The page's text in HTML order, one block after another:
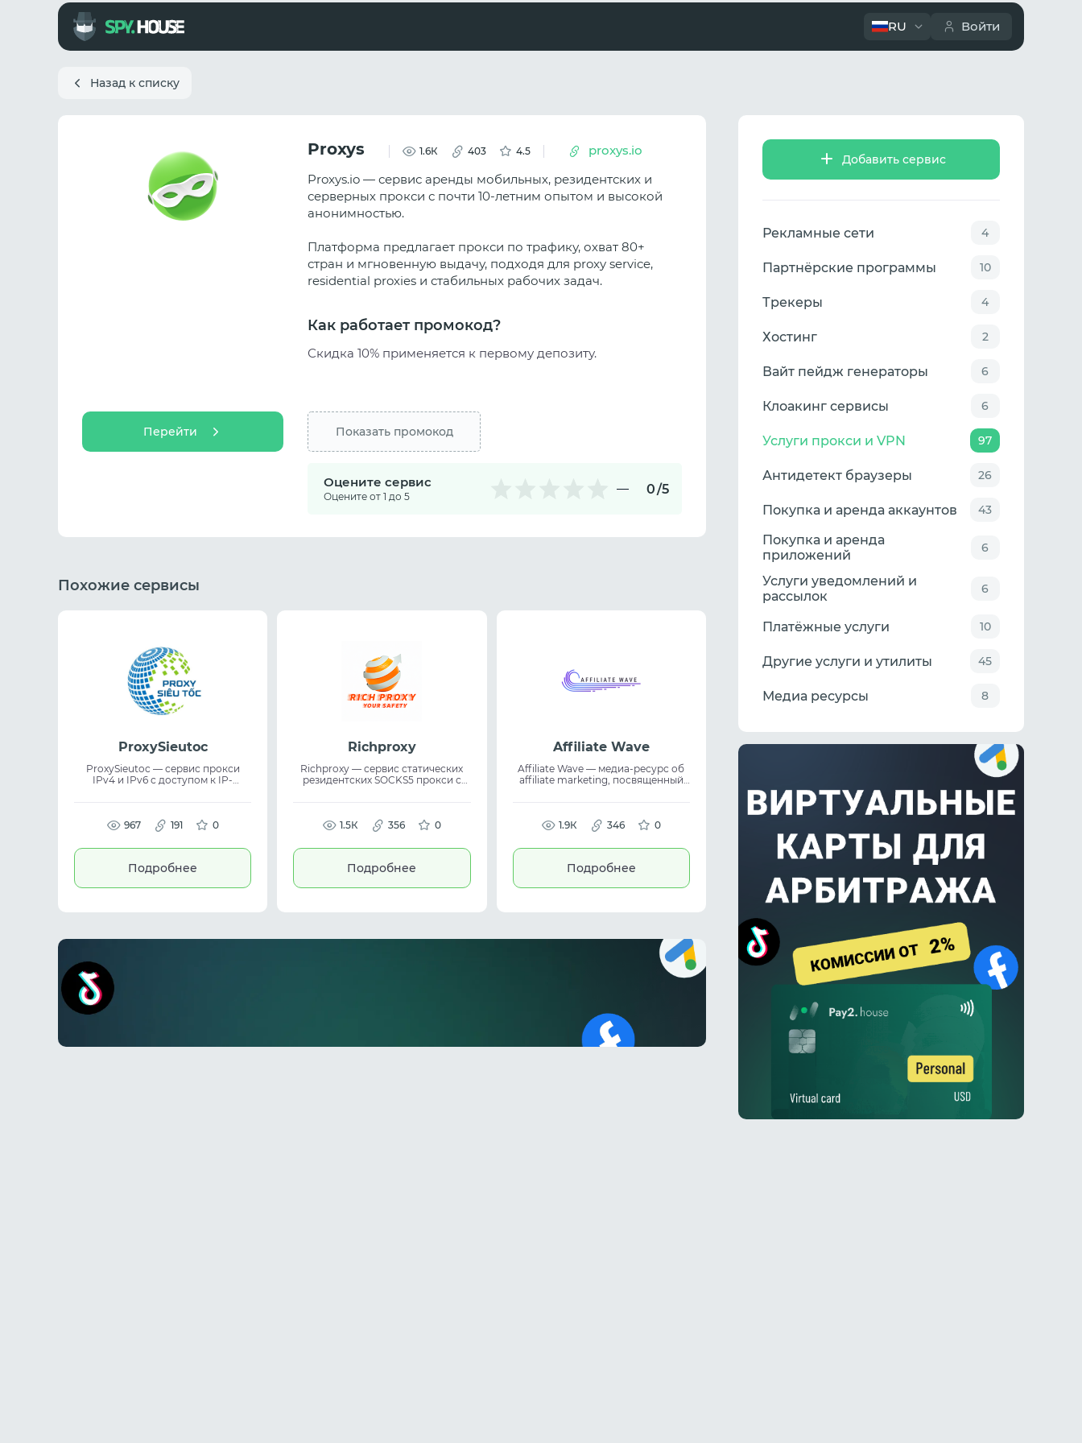
RU Войти
Назад к списку
proxys.io
Proxys 1.6К 403 4.5
Proxys.io — сервис аренды мобильных, резидентских и
серверных прокси с почти 10-летним опытом и высокой
анонимностью.
Платформа предлагает прокси по трафику, охват 80+
стран и мгновенную выдачу, подходя для proxy service,
residential proxies и стабильных рабочих задач.
Как работает промокод?
Скидка 10% применяется к первому депозиту.
Перейти Показать промокод
Оцените сервис
Оцените от 1 до 5 0/5
Похожие сервисы
ProxySieutoc
ProxySieutoc — сервис прокси
IPv4 и IPv6 с доступом к IP-
для работы в интернете и
подходят для серфинга,
использования онлайн-
доступе к ресурсам.
967 191 0
Подробнее
Richproxy
Richproxy — сервис статических
резидентских SOCKS5 прокси с
режимы PRIVATE и SHARED, охват
IPQS и Scamalytics для proxy
1.5К 356 0
Подробнее
Affiliate Wave
Affiliate Wave — медиа-ресурс об
affiliate marketing, посвященный
advertising tools и кейсы от
ориентироваться в CPA,
индустрии арбитража.
1.9К 346 0
Подробнее
Добавить сервис
Рекламные сети 4
Партнёрские программы 10
Трекеры 4
Хостинг 2
Вайт пейдж генераторы 6
Клоакинг сервисы 6
Услуги прокси и VPN 97
Антидетект браузеры 26
Покупка и аренда аккаунтов 43
Покупка и аренда
приложений
6
Услуги уведомлений и
рассылок
6
Платёжные услуги 10
Другие услуги и утилиты 45
Медиа ресурсы 8